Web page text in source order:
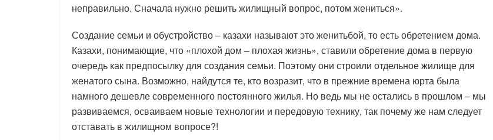
неправильно. Сначала нужно решить жилищный вопрос, потом жениться».
Создание семьи и обустройство – казахи называют это женитьбой, то есть обретением дома.
Казахи, понимающие, что «плохой дом – плохая жизнь», ставили обретение дома в первую
очередь как предпосылку для создания семьи. Поэтому они строили отдельное жилище для
женатого сына. Возможно, найдутся те, кто возразит, что в прежние времена юрта была
намного дешевле современного постоянного жилья. Но ведь мы не остались в прошлом – мы
развиваемся, осваиваем новые технологии и передовую технику, так почему же нам следует
отставать в жилищном вопросе?!